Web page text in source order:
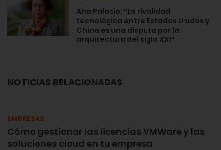
Ana Palacio: “La rivalidad
tecnológica entre Estados Unidos y
China es una disputa por la
arquitectura del siglo XXI”
NOTICIAS RELACIONADAS
EMPRESAS
Cómo gestionar las licencias VMWare y las
soluciones cloud en tu empresa